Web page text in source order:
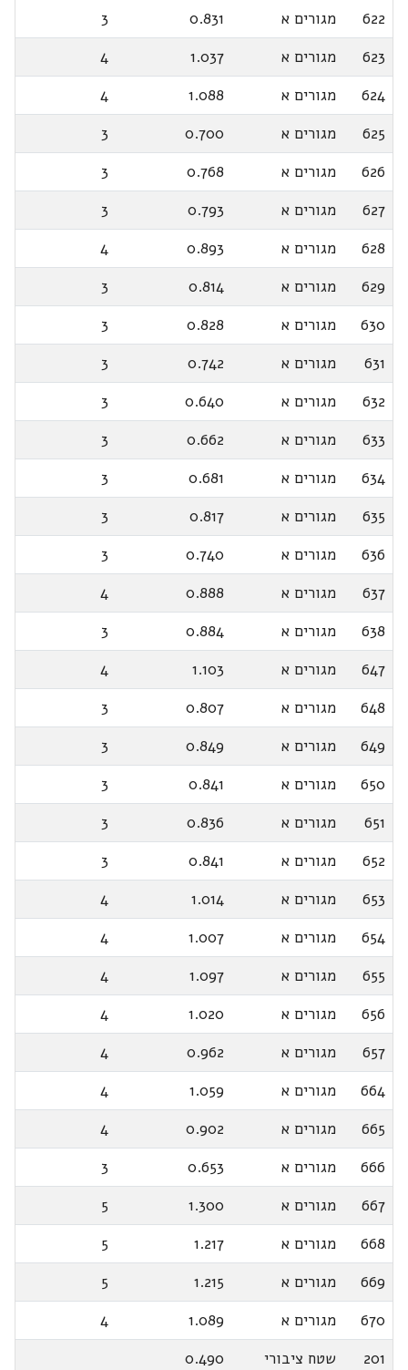
622 מגורים א 0.831
3
623
מגורים א 1.037
4
624
מגורים א 1.088
4
625
מגורים א 0.700
3
626
מגורים א 0.768
3
627
מגורים א 0.793
3
628
מגורים א 0.893
4
629
מגורים א 0.814
3
630
מגורים א 0.828
3
631
מגורים א 0.742
3
632
מגורים א 0.640
3
633
מגורים א 0.662
3
634
מגורים א 0.681
3
635
מגורים א 0.817
3
636
מגורים א 0.740
3
637
מגורים א 0.888
4
638
מגורים א 0.884
3
647
מגורים א 1.103
4
648
מגורים א 0.807
3
649
מגורים א 0.849
3
650
מגורים א 0.841
3
651
מגורים א 0.836
3
652
מגורים א 0.841
3
653
מגורים א 1.014
4
654
מגורים א 1.007
4
655
מגורים א 1.097
4
656
מגורים א 1.020
4
657
מגורים א 0.962
4
664
מגורים א 1.059
4
665
מגורים א 0.902
4
666
מגורים א 0.653
3
667
מגורים א 1.300
5
668
מגורים א 1.217
5
669
מגורים א 1.215
5
670
מגורים א 1.089
4
201
שטח ציבורי
0.490